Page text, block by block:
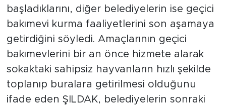
başladıklarını, diğer belediyelerin ise geçici
bakımevi kurma faaliyetlerini son aşamaya
getirdiğini söyledi. Amaçlarının geçici
bakımevlerini bir an önce hizmete alarak
sokaktaki sahipsiz hayvanların hızlı şekilde
toplanıp buralara getirilmesi olduğunu
ifade eden ŞILDAK, belediyelerin sonraki